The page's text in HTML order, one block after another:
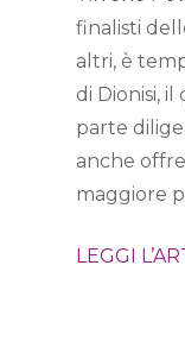
finalisti
altri, è
di Dionisi,
parte
anche
maggiore
LEGGI